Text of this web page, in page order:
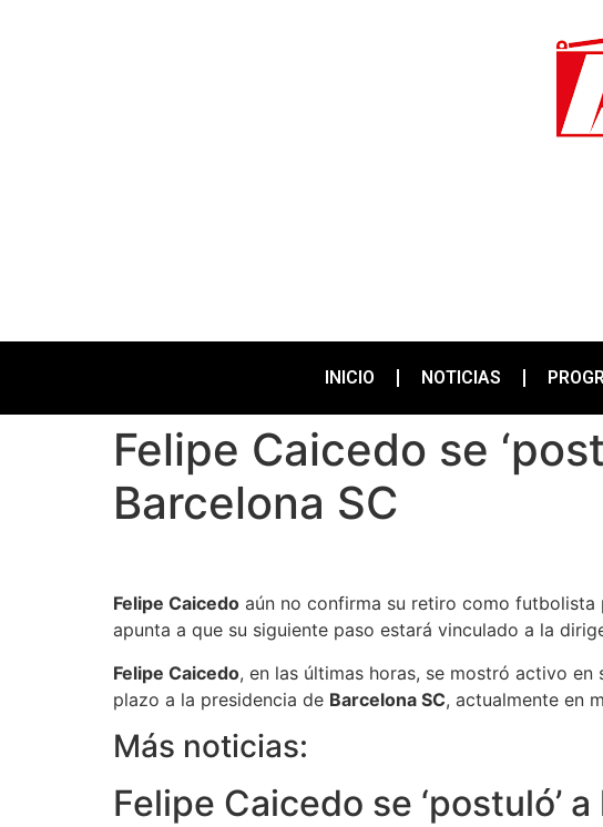
INICIO NOTICIAS
Felipe Caicedo se
Barcelona SC
Felipe Caicedo aún no confirma su retiro como
apunta a que su siguiente paso estará vinculado a la
Felipe Caicedo, en las últimas horas, se mostró activo en
plazo a la presidencia de Barcelona SC, actualmente en
Más noticias:
Felipe Caicedo se ‘postuló’